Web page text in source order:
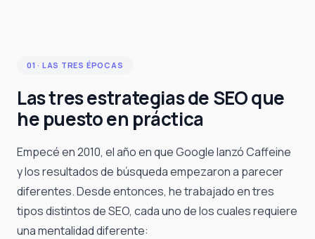
01 · LAS TRES ÉPOCAS
Las tres estrategias de SEO que
he puesto en práctica
Empecé en 2010, el año en que Google lanzó Caffeine
y los resultados de búsqueda empezaron a parecer
diferentes. Desde entonces, he trabajado en tres
tipos distintos de SEO, cada uno de los cuales requiere
una mentalidad diferente: